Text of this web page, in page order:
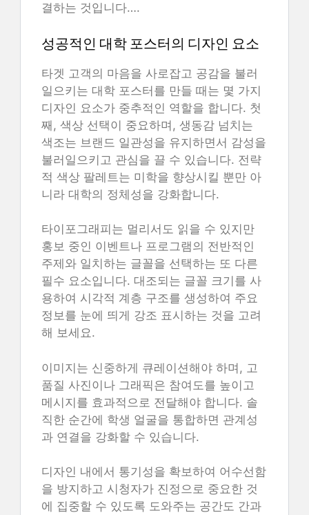
결하는 것입니다….
성공적인 대학 포스터의 디자인 요소
타겟 고객의 마음을 사로잡고 공감을 불러
일으키는 대학 포스터를 만들 때는 몇 가지
디자인 요소가 중추적인 역할을 합니다. 첫
째, 색상 선택이 중요하며, 생동감 넘치는
색조는 브랜드 일관성을 유지하면서 감성을
불러일으키고 관심을 끌 수 있습니다. 전략
적 색상 팔레트는 미학을 향상시킬 뿐만 아
니라 대학의 정체성을 강화합니다.
타이포그래피는 멀리서도 읽을 수 있지만
홍보 중인 이벤트나 프로그램의 전반적인
주제와 일치하는 글꼴을 선택하는 또 다른
필수 요소입니다. 대조되는 글꼴 크기를 사
용하여 시각적 계층 구조를 생성하여 주요
정보를 눈에 띄게 강조 표시하는 것을 고려
해 보세요.
이미지는 신중하게 큐레이션해야 하며, 고
품질 사진이나 그래픽은 참여도를 높이고
메시지를 효과적으로 전달해야 합니다. 솔
직한 순간에 학생 얼굴을 통합하면 관계성
과 연결을 강화할 수 있습니다.
디자인 내에서 통기성을 확보하여 어수선함
을 방지하고 시청자가 진정으로 중요한 것
에 집중할 수 있도록 도와주는 공간도 간과